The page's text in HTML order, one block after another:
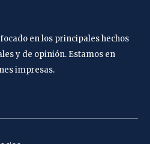
en los principales hechos
y de opinión. Estamos en
impresas.